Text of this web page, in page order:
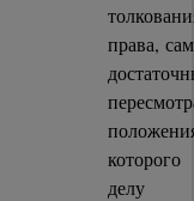
права,
делу